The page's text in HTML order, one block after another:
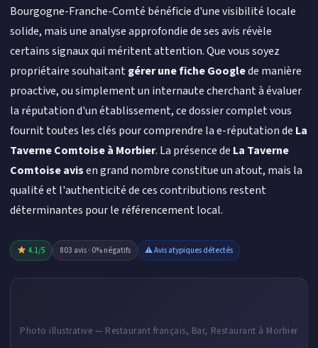
Bourgogne-Franche-Comté bénéficie d'une visibilité locale
solide, mais une analyse approfondie de ses avis révèle
certains signaux qui méritent attention. Que vous soyez
propriétaire souhaitantgérer une fiche Googlede manière
proactive, ou simplement un internaute cherchant à évaluer
la réputation d'un établissement, ce dossier complet vous
fournit toutes les clés pour comprendre la e-réputation de La
Taverne Comtoise à Morbier. La présence de La Taverne
Comtoise avisen grand nombre constitue un atout, mais la
qualité et l'authenticité de ces contributions restent
déterminantes pour le référencement local.
4.1/5 803 avis · 0% négatifs ⚠ Avis atypiques détectés
Photo illustrative — Restaurant français, Bar, Restaurant à Morbier